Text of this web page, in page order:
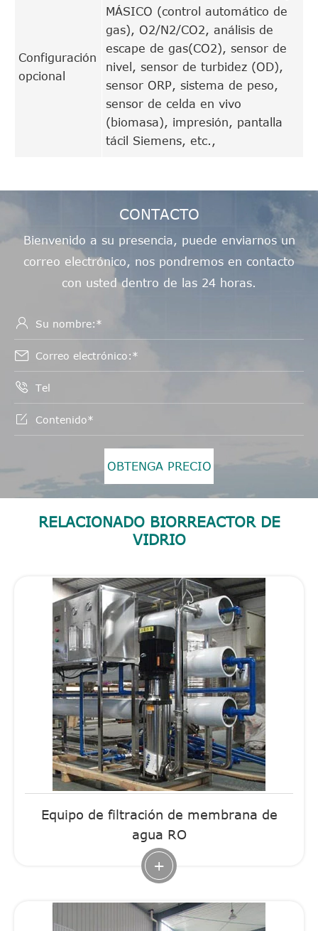
Configuración
opcional
MÁSICO (control automático de
gas), O2/N2/CO2, análisis de
escape de gas(CO2), sensor de
nivel, sensor de turbidez (OD),
sensor ORP, sistema de peso,
sensor de celda en vivo
(biomasa), impresión, pantalla
tácil Siemens, etc.,
CONTACTO
Bienvenido a su presencia, puede enviarnos un
correo electrónico, nos pondremos en contacto
con usted dentro de las 24 horas.




OBTENGA PRECIO
RELACIONADO BIORREACTOR DE
VIDRIO
Equipo de filtración de membrana de
agua RO
+